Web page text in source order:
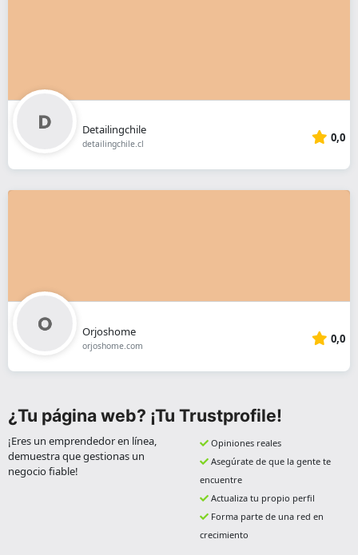
Detailingchile
detailingchile.cl 0,0
Orjoshome
orjoshome.com 0,0
¿Tu página web? ¡Tu Trustprofile!
¡Eres un emprendedor en línea,
demuestra que gestionas un
negocio fiable!
Opiniones reales
Asegúrate de que la gente te
encuentre
Actualiza tu propio perfil
Forma parte de una red en
crecimiento